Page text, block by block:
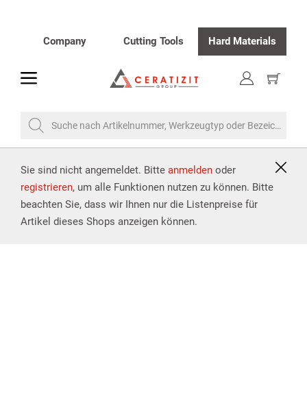
Company Cutting Tools Hard Materials
toggle
Suche nach Artikelnummer, Werkzeugtyp oder Bezeichnung
Sie sind nicht angemeldet. Bitte anmelden oder
registrieren, um alle Funktionen nutzen zu können. Bitte
beachten Sie, dass wir Ihnen nur die Listenpreise für
Artikel dieses Shops anzeigen können.